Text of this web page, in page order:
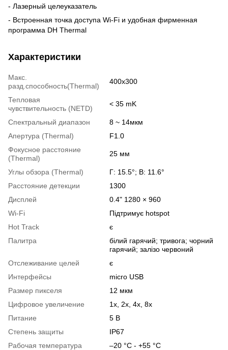
- Лазерный целеуказатель
- Встроенная точка доступа Wi-Fi и удобная фирменная
программа DH Thermal
Характеристики
Макс.
разд.способность(Thermal)
400x300
Тепловая
чувствительность (NETD)
< 35 mK
Спектральный диапазон
8 ~ 14мкм
Апертура (Thermal)
F1.0
Фокусное расстояние
(Thermal)
25 мм
Углы обзора (Thermal)
Г: 15.5°; В: 11.6°
Расстояние детекции
1300
Дисплей
0.4" 1280 × 960
Wi-Fi
Підтримує hotspot
Hot Track
є
Палитра
білий гарячий; тривога; чорний
гарячий; залізо червоний
Отслеживание целей
є
Интерфейсы
micro USB
Размер пикселя
12 мкм
Цифровое увеличение
1x, 2x, 4x, 8x
Питание
5 В
Степень защиты
IP67
Рабочая температура
–20 °C - +55 °C